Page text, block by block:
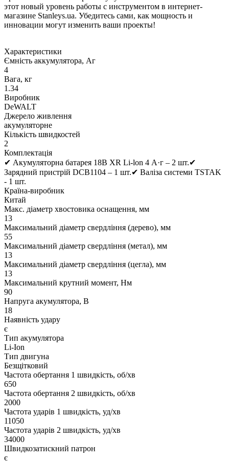
этот новый уровень работы с инструментом в интернет-
магазине Stanleys.ua. Убедитесь сами, как мощность и
инновации могут изменить ваши проекты!
Характеристики
Ємність аккумулятора, Аг
4
Вага, кг
1.34
Виробник
DeWALT
Джерело живлення
акумуляторне
Кількість швидкостей
2
Комплектація
✔ Акумуляторна батарея 18В XR Li-lon 4 А·г – 2 шт.✔
Зарядний пристрій DCB1104 – 1 шт.✔ Валіза системи TSTAK
- 1 шт.
Країна-виробник
Китай
Макс. діаметр хвостовика оснащення, мм
13
Максимальний діаметр свердління (дерево), мм
55
Максимальний діаметр свердління (метал), мм
13
Максимальний діаметр свердління (цегла), мм
13
Максимальний крутний момент, Нм
90
Напруга акумулятора, В
18
Наявність удару
є
Тип акумулятора
Li-Ion
Тип двигуна
Безщітковий
Частота обертання 1 швидкість, об/хв
650
Частота обертання 2 швидкість, об/хв
2000
Частота ударів 1 швидкість, уд/хв
11050
Частота ударів 2 швидкість, уд/хв
34000
Швидкозатискний патрон
є